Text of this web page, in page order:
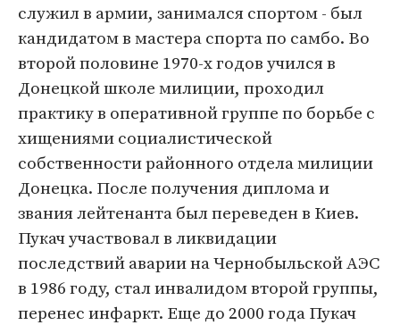
служил в армии, занимался спортом - был
кандидатом в мастера спорта по самбо. Во
второй половине 1970-х годов учился в
Донецкой школе милиции, проходил
практику в оперативной группе по борьбе с
хищениями социалистической
собственности районного отдела милиции
Донецка. После получения диплома и
звания лейтенанта был переведен в Киев.
Пукач участвовал в ликвидации
последствий аварии на Чернобыльской АЭС
в 1986 году, стал инвалидом второй группы,
перенес инфаркт. Еще до 2000 года Пукач